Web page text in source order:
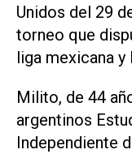
Unidos del 29
torneo que
liga mexicana y
Milito, de 44
argentinos
Independiente